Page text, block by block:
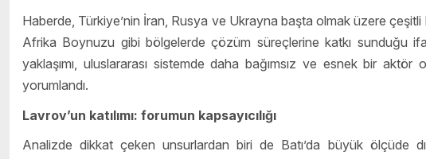
Haberde, Türkiye’nin İran, Rusya ve Ukrayna başta olmak üzere
Afrika Boynuzu gibi bölgelerde çözüm süreçlerine katkı sunduğu
yaklaşımı, uluslararası sistemde daha bağımsız ve esnek bir
yorumlandı.
Lavrov’un katılımı: forumun kapsayıcılığı
Analizde dikkat çeken unsurlardan biri de Batı’da büyük ölçüde